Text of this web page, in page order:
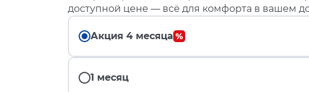
доступной цене — всё для комфорта в вашем
Акция 4 месяца
1 месяц